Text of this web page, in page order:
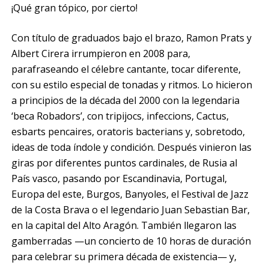
¡Qué gran tópico, por cierto!
Con título de graduados bajo el brazo, Ramon Prats y
Albert Cirera irrumpieron en 2008 para,
parafraseando el célebre cantante, tocar diferente,
con su estilo especial de tonadas y ritmos. Lo hicieron
a principios de la década del 2000 con la legendaria
‘beca Robadors’, con tripijocs, infeccions, Cactus,
esbarts pencaires, oratoris bacterians y, sobretodo,
ideas de toda índole y condición. Después vinieron las
giras por diferentes puntos cardinales, de Rusia al
País vasco, pasando por Escandinavia, Portugal,
Europa del este, Burgos, Banyoles, el Festival de Jazz
de la Costa Brava o el legendario Juan Sebastian Bar,
en la capital del Alto Aragón. También llegaron las
gamberradas —un concierto de 10 horas de duración
para celebrar su primera década de existencia— y,